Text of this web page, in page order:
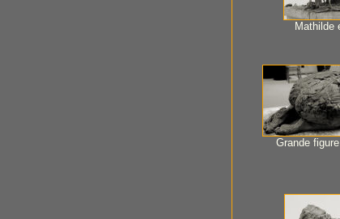
Mathilde
Grande